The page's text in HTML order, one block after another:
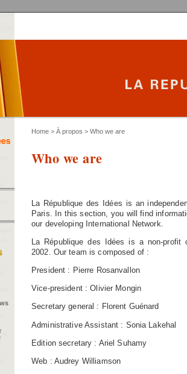
Home > À propos > Who we are
Who we are
La République des Idées is an
Paris. In this section, you will find
our developing International Network.
La République des Idées is a non-
2002. Our team is composed of :
President : Pierre Rosanvallon
Vice-president : Olivier Mongin
Secretary general : Florent Guénard
Administrative Assistant : Sonia Lakehal
Edition secretary : Ariel Suhamy
Web : Audrey Williamson